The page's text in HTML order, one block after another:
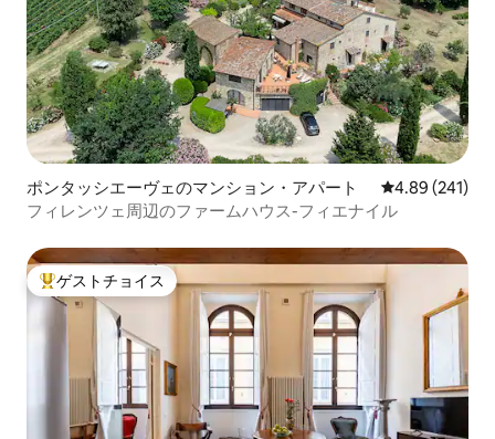
ポンタッシエーヴェのマンション・アパート レビュー241
4.89 (241)
フィレンツェ周辺のファームハウス-フィエナイル
大好評のゲストチョイスです。
ゲストチョイス